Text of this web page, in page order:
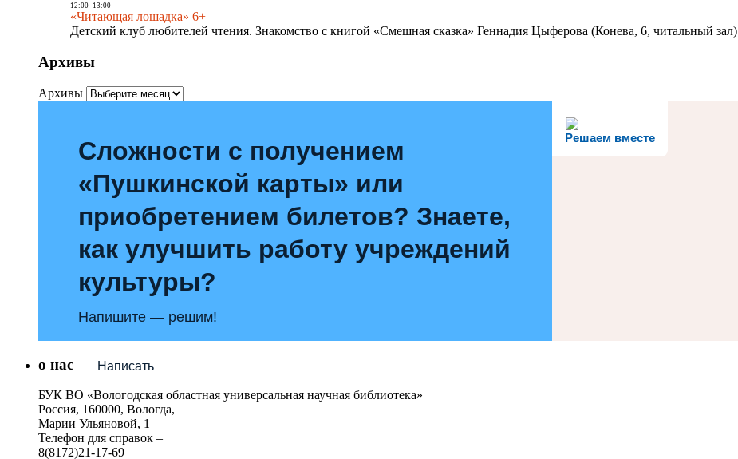
12:00- 13:00
«Читающая лошадка» 6+
Детский клуб любителей чтения. Знакомство с книгой «Смешная сказка» Геннадия Цыферова (Конева, 6, читальный зал)
Архивы
Архивы
Решаем вместе
Сложности с получением
«Пушкинской карты» или
приобретением билетов? Знаете,
как улучшить работу учреждений
культуры?
Напишите — решим!
Написать
о нас
БУК ВО «Вологодская областная универсальная научная библиотека»
Россия, 160000, Вологда,
Марии Ульяновой, 1
Телефон для справок –
8(8172)21-17-69